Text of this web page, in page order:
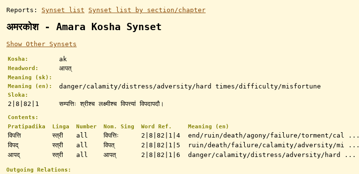
Reports: Synset list Synset list by section/chapter
अमरकोश - Amara Kosha Synset
Show Other Synsets
Kosha: ak
Headword: आपत्
Meaning (sk):
Meaning (en):
danger/calamity/distress/adversity/hard times/difficulty/misfortune
Sloka:
2|8|82|1 सम्पत्तिः श्रीश्च लक्ष्मीश्च विपत्त्यां विपदापदौ।
Contents:
Pratipadika
Linga Number Nom. Sing Word Ref. Meaning (en)
विपत्ति स्त्री all विपत्तिः 2|8|82|1|4 end/ruin/death/agony/failure/torment/cal ...
विपद्
स्त्री all विपत् 2|8|82|1|5 ruin/death/failure/calamity/adversity/mi ...
आपद्
स्त्री all आपत् 2|8|82|1|6 danger/calamity/distress/adversity/hard ...
Outgoing Relations: